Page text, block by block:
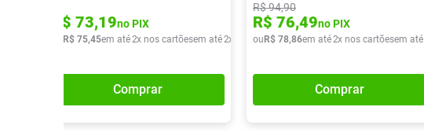
R$ 73,19no PIX
R$ 75,45em até2x nos cartõesem até2x de R$ 37,72
Comprar
R$94,90
R$ 76,49no PIX
ou R$ 78,86em até2x nos cartõesem até
Comprar